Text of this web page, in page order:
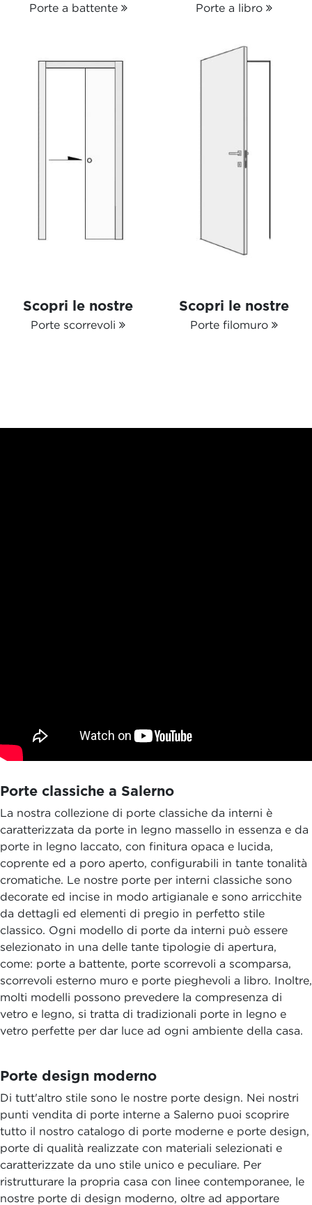
Porte a battente Porte a libro
Scopri le nostre
Porte scorrevoli
Scopri le nostre
Porte filomuro
Porte classiche a Salerno
La nostra collezione di porte classiche da interni è
caratterizzata da porte in legno massello in essenza e da
porte in legno laccato, con finitura opaca e lucida,
coprente ed a poro aperto, configurabili in tante tonalità
cromatiche. Le nostre porte per interni classiche sono
decorate ed incise in modo artigianale e sono arricchite
da dettagli ed elementi di pregio in perfetto stile
classico. Ogni modello di porte da interni può essere
selezionato in una delle tante tipologie di apertura,
come: porte a battente, porte scorrevoli a scomparsa,
scorrevoli esterno muro e porte pieghevoli a libro. Inoltre,
molti modelli possono prevedere la compresenza di
vetro e legno, si tratta di tradizionali porte in legno e
vetro perfette per dar luce ad ogni ambiente della casa.
Porte design moderno
Di tutt'altro stile sono le nostre porte design. Nei nostri
punti vendita di porte interne a Salerno puoi scoprire
tutto il nostro catalogo di porte moderne e porte design,
porte di qualità realizzate con materiali selezionati e
caratterizzate da uno stile unico e peculiare. Per
ristrutturare la propria casa con linee contemporanee, le
nostre porte di design moderno, oltre ad apportare